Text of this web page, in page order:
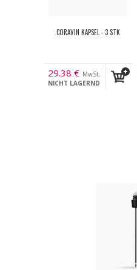
CORAVIN KAPSEL - 3 STK
29.38 € MwSt.
NICHT LAGERND